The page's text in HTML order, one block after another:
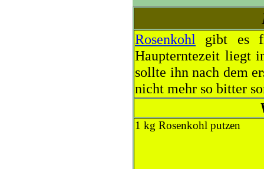
Rosenkohl gibt es
Haupterntezeit liegt
sollte ihn nach dem
nicht mehr so bitter
1 kg Rosenkohl putzen